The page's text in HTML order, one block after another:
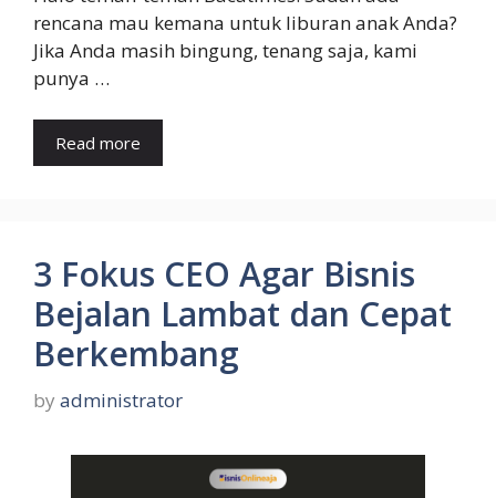
rencana mau kemana untuk liburan anak Anda?
Jika Anda masih bingung, tenang saja, kami
punya …
Read more
3 Fokus CEO Agar Bisnis
Bejalan Lambat dan Cepat
Berkembang
by administrator